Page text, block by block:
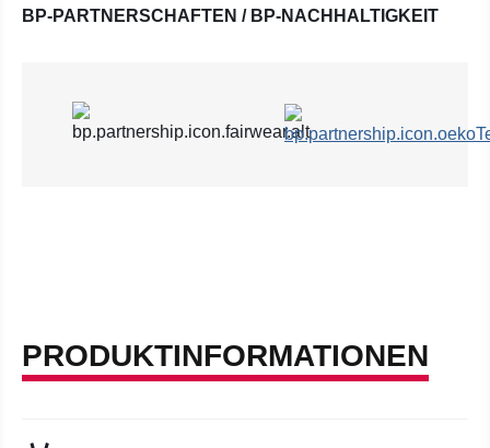
BP-PARTNERSCHAFTEN / BP-NACHHALTIGKEIT
PRODUKTINFORMATIONEN